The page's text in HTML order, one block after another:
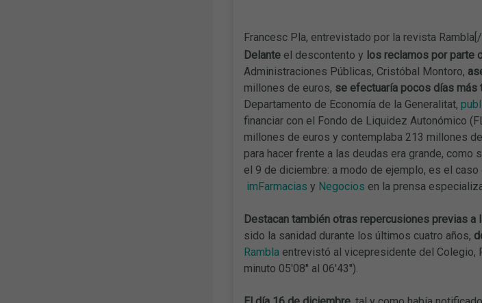
Francesc Pla, entrevistado por la revista
Delante el descontento y los reclamos por parte
Administraciones Públicas, Cristóbal Montoro,
millones de euros, se efectuaría pocos días más
Departamento de Economía de la Generalitat,
financiar con el Fondo de Liquidez Autonómico
millones de euros y contemplaba 213 millones
para hacer frente a las deudas era grande, como
el 9 de diciembre: a modo de ejemplo, es el caso
imFarmacias y Negocios en la prensa
Destacan también otras repercusiones previas a
sido la sanidad durante los últimos cuatro años,
Ramblaentrevistó al vicepresidente del Colegio,
minuto 05'08'' al 06'43'').